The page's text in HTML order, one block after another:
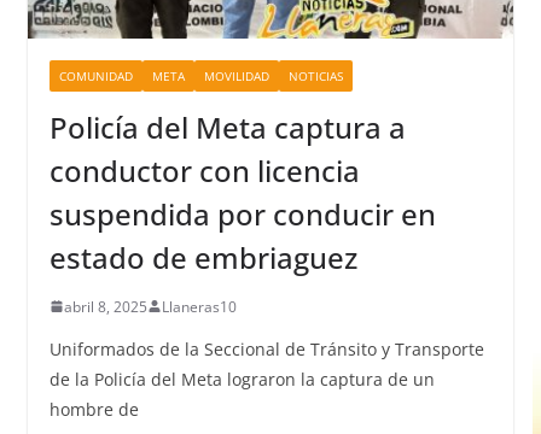
COMUNIDAD META MOVILIDAD NOTICIAS
Policía del Meta captura a
conductor con licencia
suspendida por conducir en
estado de embriaguez
abril 8, 2025 Llaneras10
Uniformados de la Seccional de Tránsito y Transporte
de la Policía del Meta lograron la captura de un
hombre de